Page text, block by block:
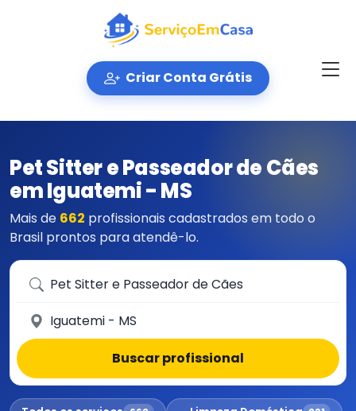
Criar Conta Grátis
Pet Sitter e Passeador de Cães
em Iguatemi - MS
Mais de 662 profissionais cadastrados em todo o
Brasil prontos para atendê-lo.
Que serviço você precisa?
Em qual cidade?
Buscar profissional